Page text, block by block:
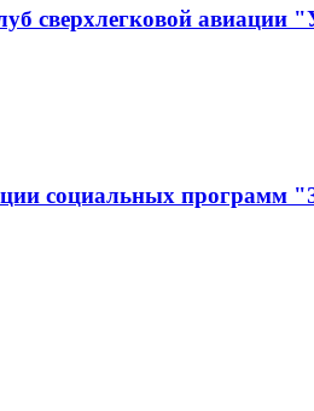
сверхлегковой
социальных